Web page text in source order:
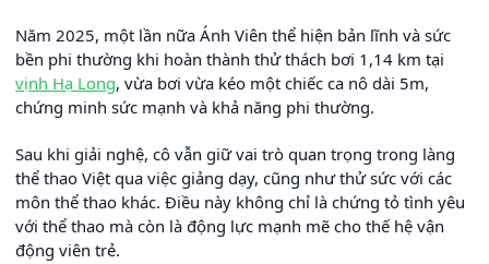
Năm 2025, một lần nữa Ánh Viên thể hiện bản lĩnh và sức
bền phi thường khi hoàn thành thử thách bơi 1,14 km tại
vịnh Hạ Long, vừa bơi vừa kéo một chiếc ca nô dài 5m,
chứng minh sức mạnh và khả năng phi thường.
Sau khi giải nghệ, cô vẫn giữ vai trò quan trọng trong làng
thể thao Việt qua việc giảng dạy, cũng như thử sức với các
môn thể thao khác. Điều này không chỉ là chứng tỏ tình yêu
với thể thao mà còn là động lực mạnh mẽ cho thế hệ vận
động viên trẻ.